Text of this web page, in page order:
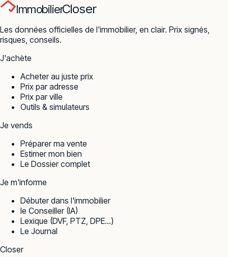
ImmobilierCloser
Les données officielles de l'immobilier, en clair. Prix signés,
risques, conseils.
J'achète
Acheter au juste prix
Prix par adresse
Prix par ville
Outils & simulateurs
Je vends
Préparer ma vente
Estimer mon bien
Le Dossier complet
Je m'informe
Débuter dans l'immobilier
le Conseiller (IA)
Lexique (DVF, PTZ, DPE…)
Le Journal
Closer